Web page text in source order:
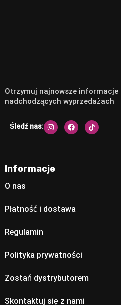
Otrzymuj najnowsze informacje
nadchodzących wyprzedażach
Śledź nas:
Informacje
O nas
Płatność i dostawa
Regulamin
Polityka prywatności
Zostań dystrybutorem
Skontaktuj się z nami